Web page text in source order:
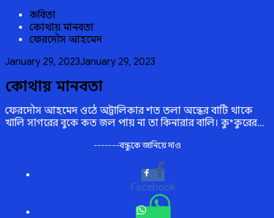
কবিতা
কোথায় মানবতা
ফেরদৌস আহমেদ
Posted
January 29, 2023January 29, 2023
কোথায় মানবতা
ফেরদৌস আহমেদ ওঠে অট্টালিকার শত তলা অন্ধের বাটি থাকে
খালি সাগরের বুকে কত জল পায় না তা কিনারার বালি। কু*কুরের…
-------বন্ধুকে জানিয়ে দাও
Facebook